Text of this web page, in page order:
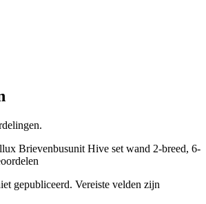
Brievenbusunit Hive set wand 2-breed, 6-
gepubliceerd. Vereiste velden zijn